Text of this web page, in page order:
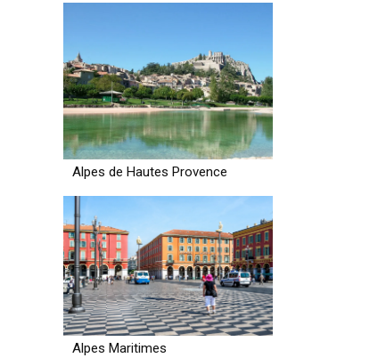
Alpes de Hautes Provence
Alpes Maritimes